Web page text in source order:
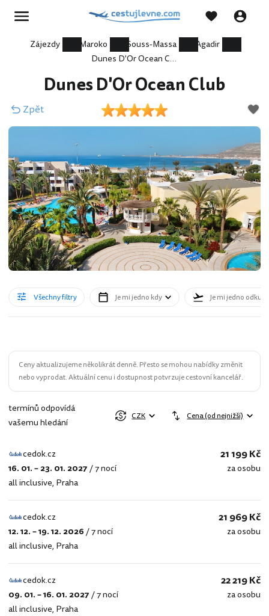
Zájezdy Maroko Souss-Massa
Agadir
Dunes D'Or Ocean Club
Dunes D'Or Ocean Club
Zpět
Všechny filtry Je mi jedno kdy Je mi jedno odkud
Ceny aktualizujeme několikrát denně. Přesto se mohou nabídky změnit
nebo vyprodat. Aktuální cenu i dostupnost potvrzuje cestovní kancelář.
termínů odpovídá
vašemu hledání
CZK Cena (od nejnižší)
cedok.cz
cedok.cz
16. 01. – 23. 01. 2027/7 nocí
all inclusive, Praha
21 199 Kč
za osobu
cedok.cz
cedok.cz
12. 12. – 19. 12. 2026/7 nocí
all inclusive, Praha
21 969 Kč
za osobu
cedok.cz
cedok.cz
09. 01. – 16. 01. 2027/7 nocí
all inclusive, Praha
22 219 Kč
za osobu